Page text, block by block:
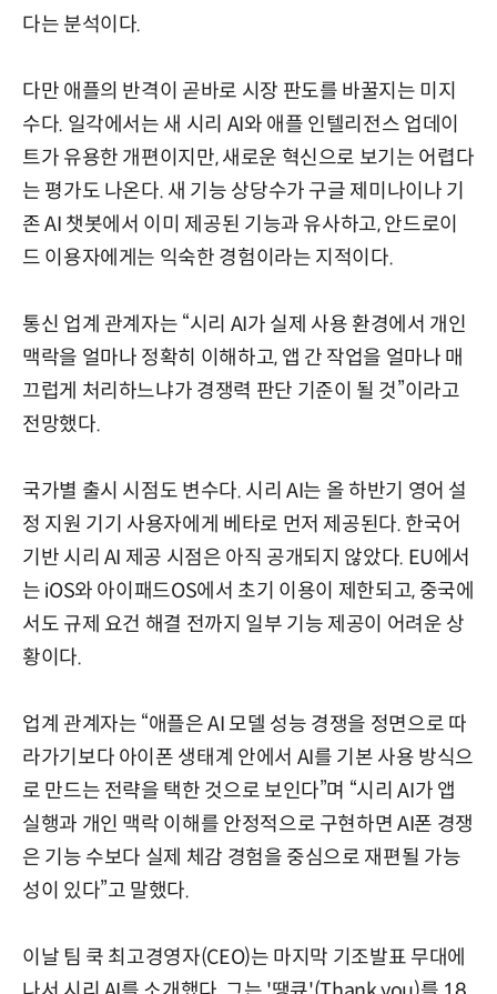
다는 분석이다.
다만 애플의 반격이 곧바로 시장 판도를 바꿀지는 미지
수다. 일각에서는 새 시리 AI와 애플 인텔리전스 업데이
트가 유용한 개편이지만, 새로운 혁신으로 보기는 어렵다
는 평가도 나온다. 새 기능 상당수가 구글 제미나이나 기
존 AI 챗봇에서 이미 제공된 기능과 유사하고, 안드로이
드 이용자에게는 익숙한 경험이라는 지적이다.
통신 업계 관계자는 “시리 AI가 실제 사용 환경에서 개인
맥락을 얼마나 정확히 이해하고, 앱 간 작업을 얼마나 매
끄럽게 처리하느냐가 경쟁력 판단 기준이 될 것”이라고
전망했다.
국가별 출시 시점도 변수다. 시리 AI는 올 하반기 영어 설
정 지원 기기 사용자에게 베타로 먼저 제공된다. 한국어
기반 시리 AI 제공 시점은 아직 공개되지 않았다. EU에서
는 iOS와 아이패드OS에서 초기 이용이 제한되고, 중국에
서도 규제 요건 해결 전까지 일부 기능 제공이 어려운 상
황이다.
업계 관계자는 “애플은 AI 모델 성능 경쟁을 정면으로 따
라가기보다 아이폰 생태계 안에서 AI를 기본 사용 방식으
로 만드는 전략을 택한 것으로 보인다”며 “시리 AI가 앱
실행과 개인 맥락 이해를 안정적으로 구현하면 AI폰 경쟁
은 기능 수보다 실제 체감 경험을 중심으로 재편될 가능
성이 있다”고 말했다.
이날 팀 쿡 최고경영자(CEO)는 마지막 기조발표 무대에